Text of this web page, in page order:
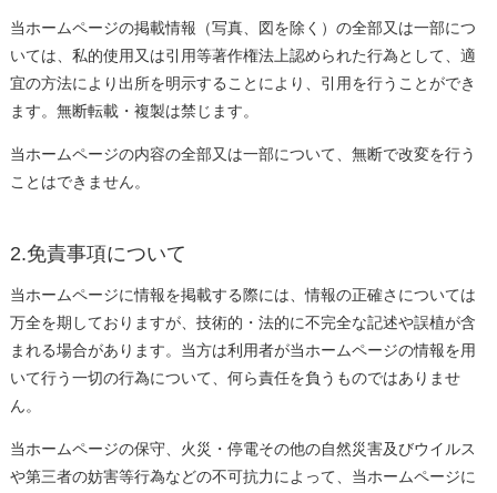
当ホームページの掲載情報（写真、図を除く）の全部又は一部につ
いては、私的使用又は引用等著作権法上認められた行為として、適
宜の方法により出所を明示することにより、引用を行うことができ
ます。無断転載・複製は禁じます。
当ホームページの内容の全部又は一部について、無断で改変を行う
ことはできません。
2.免責事項について
当ホームページに情報を掲載する際には、情報の正確さについては
万全を期しておりますが、技術的・法的に不完全な記述や誤植が含
まれる場合があります。当方は利用者が当ホームページの情報を用
いて行う一切の行為について、何ら責任を負うものではありませ
ん。
当ホームページの保守、火災・停電その他の自然災害及びウイルス
や第三者の妨害等行為などの不可抗力によって、当ホームページに